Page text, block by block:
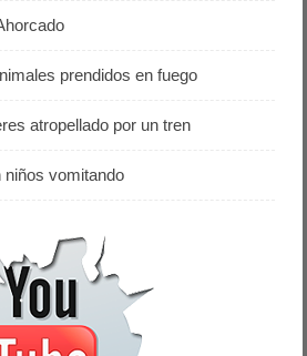
prendidos en fuego
atropellado por un tren
niños vomitando